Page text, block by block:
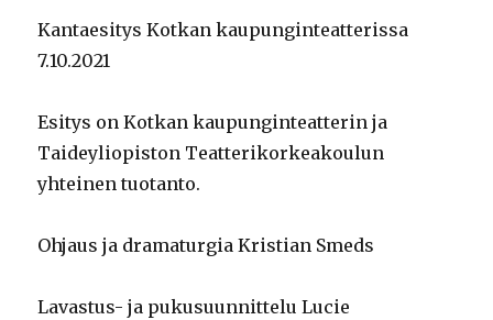
Kantaesitys Kotkan kaupunginteatterissa
7.10.2021
Esitys on Kotkan kaupunginteatterin ja
Taideyliopiston Teatterikorkeakoulun
yhteinen tuotanto.
Ohjaus ja dramaturgia Kristian Smeds
Lavastus- ja pukusuunnittelu Lucie